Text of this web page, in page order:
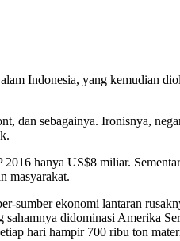
Indonesia, yang kemudian
dan sebagainya. Ironisnya,
hanya US$8 miliar.
masyarakat.
sumber ekonomi lantaran
didominasi Amerika
hari hampir 700 ribu ton